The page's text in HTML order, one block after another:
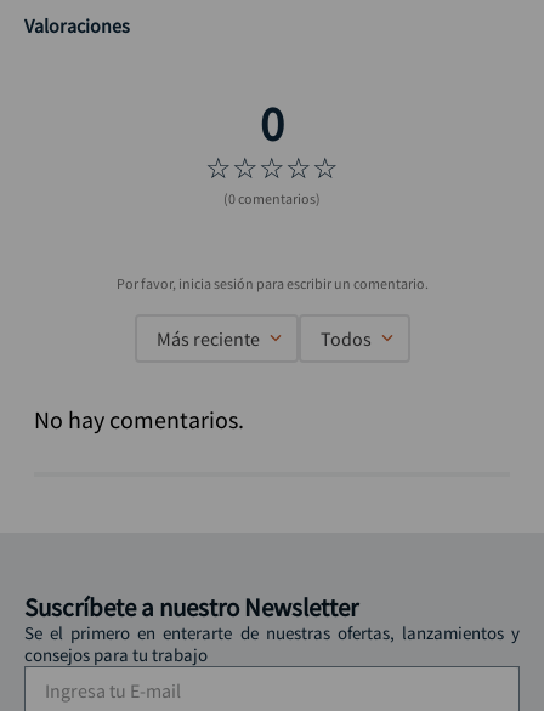
Valoraciones
☆☆☆☆☆
(0 comentarios)
Más reciente Todos
No hay comentarios.
Suscríbete a nuestro Newsletter
Se el primero en enterarte de nuestras ofertas, lanzamientos y
consejos para tu trabajo